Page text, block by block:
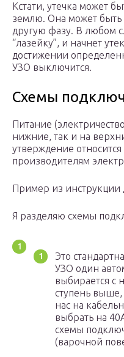
Кстати, утечка может
землю. Она может быть
другую фазу. В любом
“лазейку”, и начнет
достижении
УЗО выключится.
Схемы
Питание
нижние, так и на
утверждение
производителям
Пример из инструкции
Я разделяю схемы
Это
УЗО один
выбирается с
ступень выше,
нас на
выбрать на
схемы
(варочной